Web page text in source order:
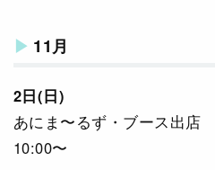
11月
2日(日)
あにま〜るず・ブース出店
10:00〜